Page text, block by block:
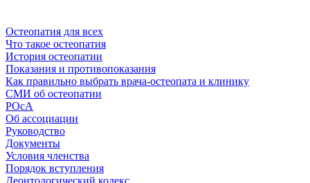
Остеопатия для всех
Что такое остеопатия
История остеопатии
Показания и противопоказания
Как правильно выбрать врача-остеопата и клинику
СМИ об остеопатии
РОсА
Об ассоциации
Руководство
Документы
Условия членства
Порядок вступления
Деонтологический кодекс